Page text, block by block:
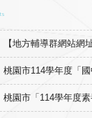
【地方輔導群網站網址
桃園市114學年度「
桃園市「114學年度